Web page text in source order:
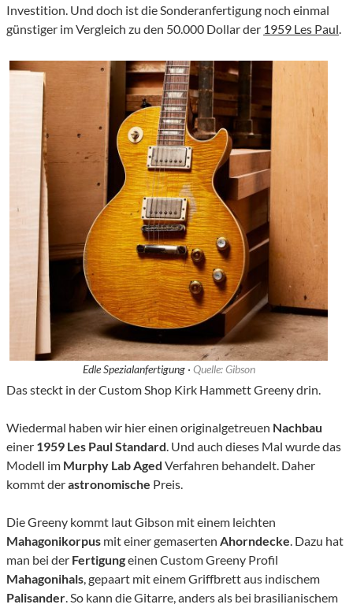
Investition. Und doch ist die Sonderanfertigung noch einmal
günstiger im Vergleich zu den 50.000 Dollar der 1959 Les Paul.
Edle Spezialanfertigung · Quelle: Gibson
Das steckt in der Custom Shop Kirk Hammett Greeny drin.
Wiedermal haben wir hier einen originalgetreuen Nachbau
einer 1959 Les Paul Standard. Und auch dieses Mal wurde das
Modell im Murphy Lab Aged Verfahren behandelt. Daher
kommt derastronomische Preis.
Die Greeny kommt laut Gibson mit einem leichten
Mahagonikorpus mit einer gemaserten Ahorndecke. Dazu hat
man bei der Fertigungeinen Custom Greeny Profil
Mahagonihals, gepaart mit einem Griffbrett aus indischem
Palisander. So kann die Gitarre, anders als bei brasilianischem